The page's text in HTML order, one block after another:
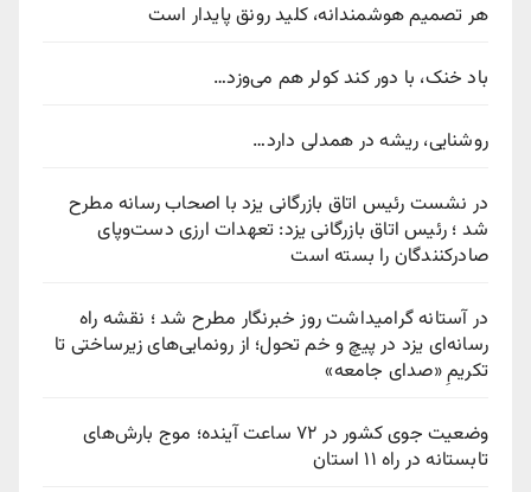
هر تصمیم هوشمندانه، کلید رونق پایدار است
باد خنک، با دور کند کولر هم می‌وزد…
روشنایی، ریشه در همدلی دارد…
در نشست رئیس اتاق بازرگانی یزد با اصحاب رسانه مطرح
شد ؛ رئیس اتاق بازرگانی یزد: تعهدات ارزی دست‌وپای
صادرکنندگان را بسته است
در آستانه گرامیداشت روز خبرنگار مطرح شد ؛ نقشه راه
رسانه‌ای یزد در پیچ‌ و خم تحول؛ از رونمایی‌های زیرساختی تا
تکریمِ «صدای جامعه»
وضعیت جوی کشور در ۷۲ ساعت آینده؛ موج بارش‌های
تابستانه در راه ۱۱ استان